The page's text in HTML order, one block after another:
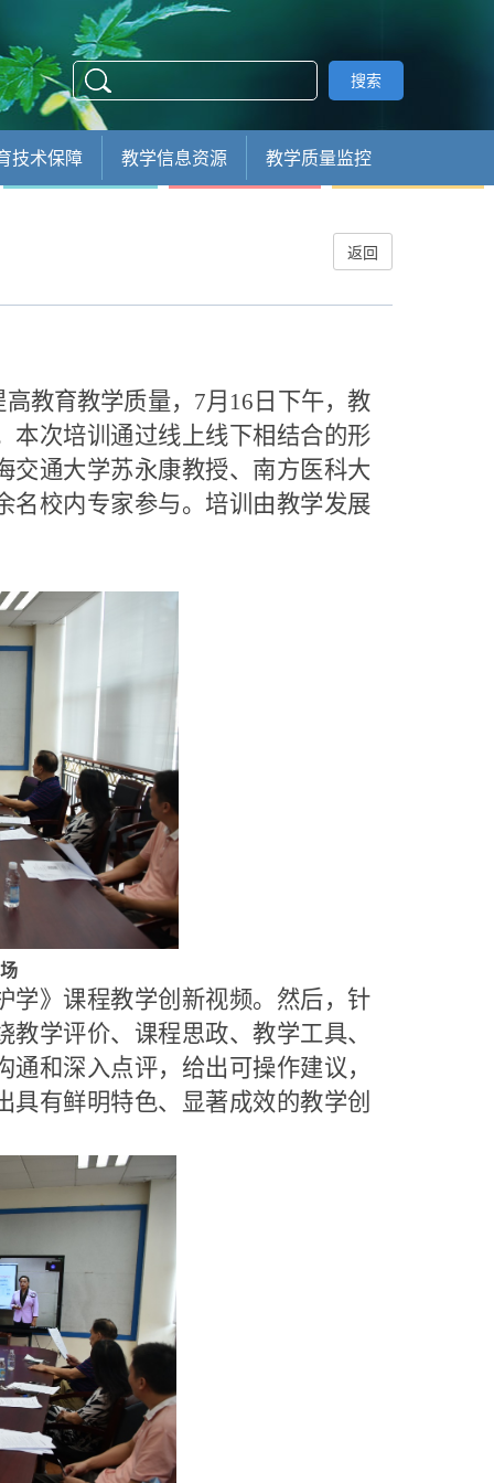
搜索
技术保障 教学信息资源 教学质量监控
返回
教育教学质量， 7月 16日下午，教
本次培训通过线上线下相结合的形
交通大学苏永康教授、南方医科大
名校内专家参与。培训由教学发展
学》课程教学创新视频。然后，针
学评价、课程思政、教学工具、
和深入点评，给出可操作建议，
有鲜明特色、显著成效的教学创